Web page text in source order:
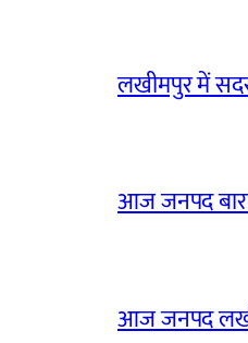
लखीमपुर में सदर
आज जनपद
आज जनपद